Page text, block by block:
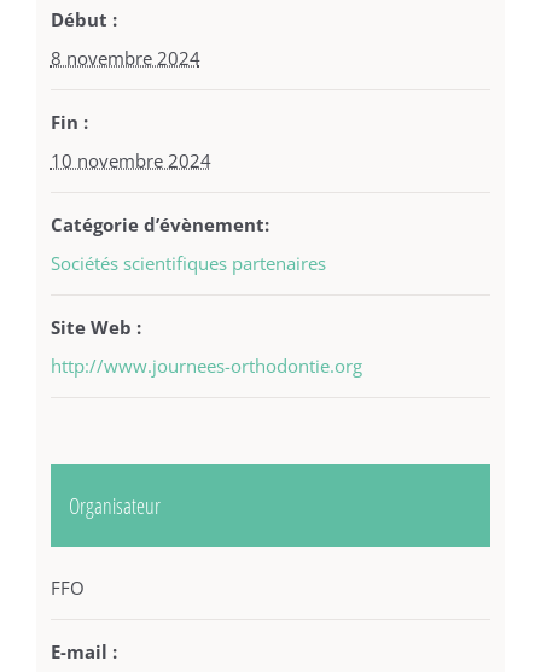
Début :
8 novembre 2024
Fin :
10 novembre 2024
Catégorie d’évènement:
Sociétés scientifiques partenaires
Site Web :
http://www.journees-orthodontie.org
Organisateur
FFO
E-mail :